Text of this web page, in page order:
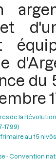
du
de la
1799)
frimaire au 15
- Convention